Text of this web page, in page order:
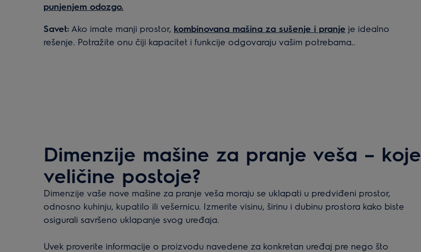
punjenjem odozgo.
Savet: Ako imate manji prostor, kombinovana mašina za sušenje i pranje je idealno
rešenje. Potražite onu čiji kapacitet i funkcije odgovaraju vašim potrebama..
Dimenzije mašine za pranje veša – koje
veličine postoje?
Dimenzije vaše nove mašine za pranje veša moraju se uklapati u predviđeni prostor,
odnosno kuhinju, kupatilo ili vešernicu. Izmerite visinu, širinu i dubinu prostora kako biste
osigurali savršeno uklapanje svog uređaja.
Uvek proverite informacije o proizvodu navedene za konkretan uređaj pre nego što